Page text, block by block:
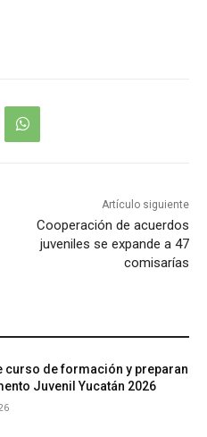
Artículo siguiente
Cooperación de acuerdos
juveniles se expande a 47
comisarías
curso de formación y preparan
Juvenil Yucatán 2026